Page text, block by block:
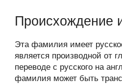
Происхождение
Эта фамилия имеет
является производной от
переводе с русского на
фамилия может быть